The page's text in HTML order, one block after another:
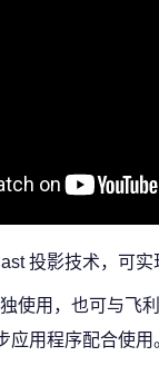
投影技术，可
使用，也可与飞
应用程序配合使